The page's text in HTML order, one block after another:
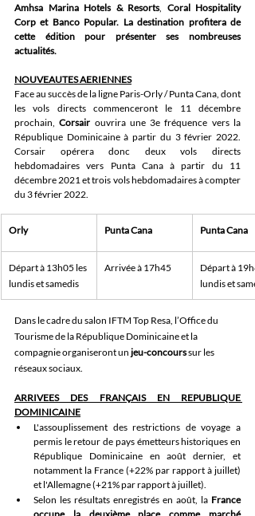
Amhsa Marina Hotels & Resorts, Coral Hospitality
Corp et Banco Popular. La destination profitera de
cette édition pour présenter ses nombreuses
actualités.
NOUVEAUTES AERIENNES
Face au succès de la ligne Paris-Orly / Punta Cana, dont
les vols directs commenceront le 11 décembre
prochain, Corsair ouvrira une 3e fréquence vers la
République Dominicaine à partir du 3 février 2022.
Corsair opérera donc deux vols directs
hebdomadaires vers Punta Cana à partir du 11
décembre 2021 et trois vols hebdomadaires à compter
du 3 février 2022.
Orly Punta Cana Punta Cana
Départ à 13h05 les
lundis et samedis
​Arrivée à 17h45
Départ à
lundis et
Dans le cadre du salon IFTM Top Resa, l’Office du
Tourisme de la République Dominicaine et la
compagnie organiseront un jeu-concours sur les
réseaux sociaux.
ARRIVEES DES FRANÇAIS EN REPUBLIQUE
DOMINICAINE
L'assouplissement des restrictions de voyage a
permis le retour de pays émetteurs historiques en
République Dominicaine en août dernier, et
notamment la France (+22% par rapport à juillet)
et l'Allemagne (+21% par rapport à juillet).
Selon les résultats enregistrés en août, la France